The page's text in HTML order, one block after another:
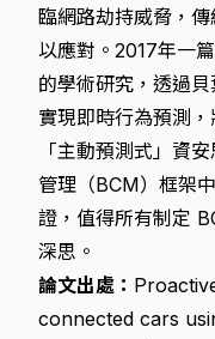
臨網路劫持威脅，
以應對。2017年一
的學術研究，透過
實現即時行為預測
「主動預測式」資
管理（BCM）框架
證，值得所有制定
深思。
論文出處：
connected cars